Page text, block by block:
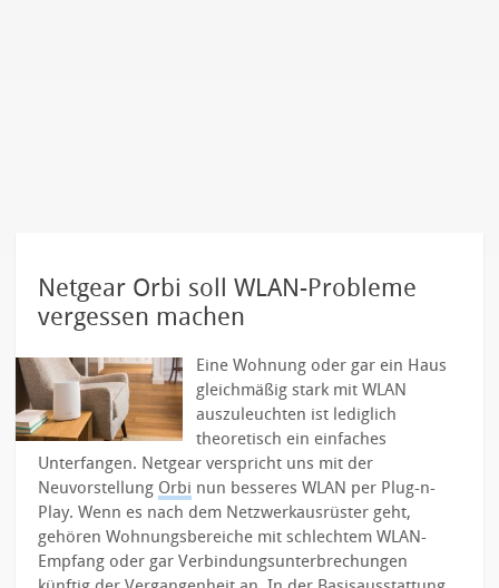
Netgear Orbi soll WLAN-Probleme
vergessen machen
Eine Wohnung oder gar ein Haus
gleichmäßig stark mit WLAN
auszuleuchten ist lediglich
theoretisch ein einfaches
Unterfangen. Netgear verspricht uns mit der
Neuvorstellung Orbi nun besseres WLAN per Plug-n-
Play.Wenn es nach dem Netzwerkausrüster geht,
gehören Wohnungsbereiche mit schlechtem WLAN-
Empfang oder gar Verbindungsunterbrechungen